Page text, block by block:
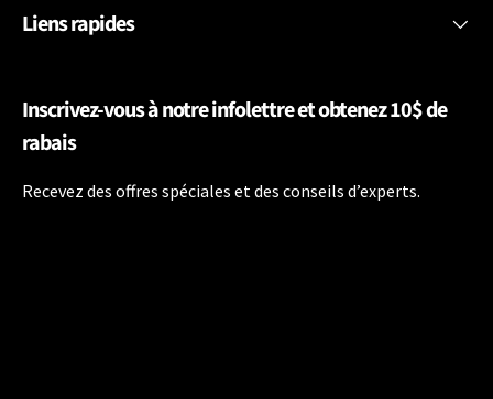
Liens rapides
Inscrivez-vous à notre infolettre et obtenez 10$ de
rabais
Recevez des offres spéciales et des conseils d’experts.